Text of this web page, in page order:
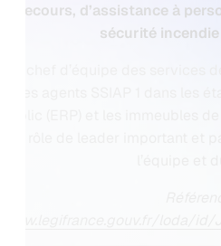
secours, d’assistance à
sécurité